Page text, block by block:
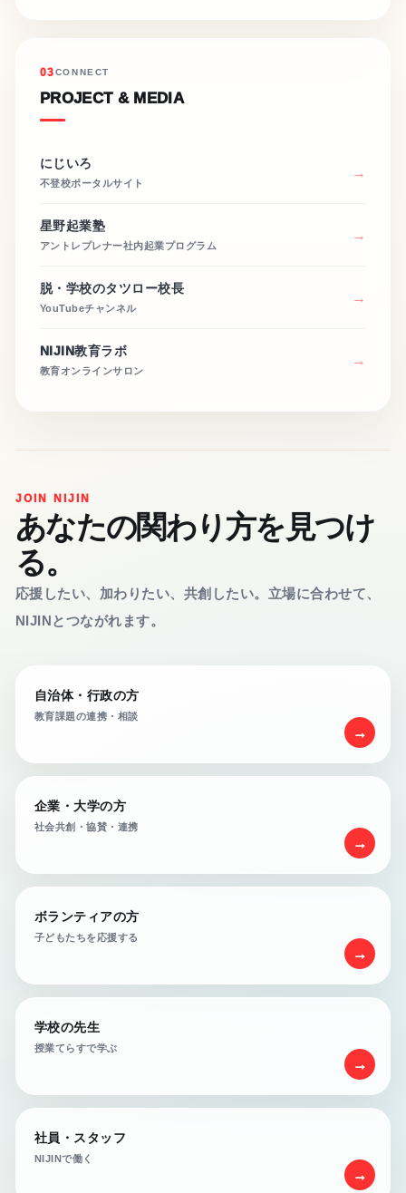
03CONNECT
PROJECT & MEDIA
にじいろ
不登校ポータルサイト
星野起業塾
アントレプレナー社内起業プログラム
脱・学校のタツロー校長
YouTubeチャンネル
NIJIN教育ラボ
教育オンラインサロン
JOIN NIJIN
あなたの関わり方を見つけ
る。
応援したい、加わりたい、共創したい。立場に合わせて、
NIJINとつながれます。
自治体・行政の方
教育課題の連携・相談
→
企業・大学の方
社会共創・協賛・連携
→
ボランティアの方
子どもたちを応援する
→
学校の先生
授業てらすで学ぶ
→
社員・スタッフ
NIJINで働く
→